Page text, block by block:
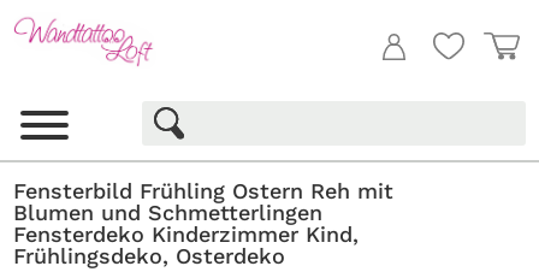
Fensterbild Frühling Ostern Reh mit
Blumen und Schmetterlingen
Fensterdeko Kinderzimmer Kind,
Frühlingsdeko, Osterdeko